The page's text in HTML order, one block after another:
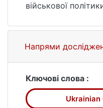
військової
1917 по квітень
рівень
українізації
добровільних
куренів, загонів
Наддніпрянщині.
Напрями
Ключові слова :
Ukrainian